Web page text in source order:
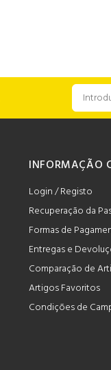
INFORMAÇÃO
Login / Registo
Recuperação da
Formas de
Entregas e
Comparação de
Artigos Favoritos
Condições de